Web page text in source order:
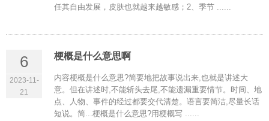
任其自由发展，皮肤也就越来越敏感；2、季节 ......
6
2023-11-
21
梗概是什么意思啊
内容梗概是什么意思?简要地把故事说出来,也就是讲述大
意。但在讲述时,不能斩头去尾,不能遗漏重要情节。时间、地
点、人物、事件的经过都要交代清楚。语言要简洁,尽量长话
短说。简...梗概是什么意思?用梗概写 ......